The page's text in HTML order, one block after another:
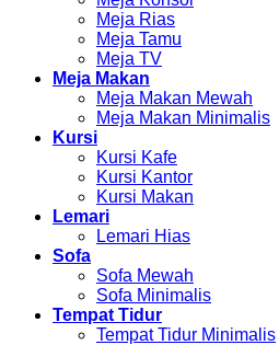
Meja Rias
Meja Tamu
Meja TV
Meja Makan
Meja Makan Mewah
Meja Makan Minimalis
Kursi
Kursi Kafe
Kursi Kantor
Kursi Makan
Lemari
Lemari Hias
Sofa
Sofa Mewah
Sofa Minimalis
Tempat Tidur
Tempat Tidur Minimalis